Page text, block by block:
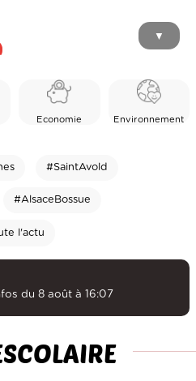
▼
Economie Environnement
#SaintAvold
#AlsaceBossue
l'actu
du 8 août à 16:07